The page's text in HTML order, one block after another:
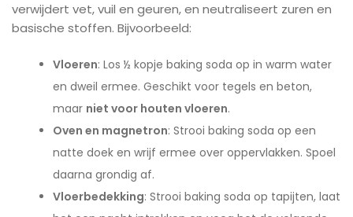
verwijdert vet, vuil en geuren, en neutraliseert zuren en
basische stoffen. Bijvoorbeeld:
Vloeren: Los ½ kopje baking soda op in warm water
en dweil ermee. Geschikt voor tegels en beton,
maar niet voor houten vloeren.
Oven en magnetron: Strooi baking soda op een
natte doek en wrijf ermee over oppervlakken. Spoel
daarna grondig af.
Vloerbedekking: Strooi baking soda op tapijten, laat